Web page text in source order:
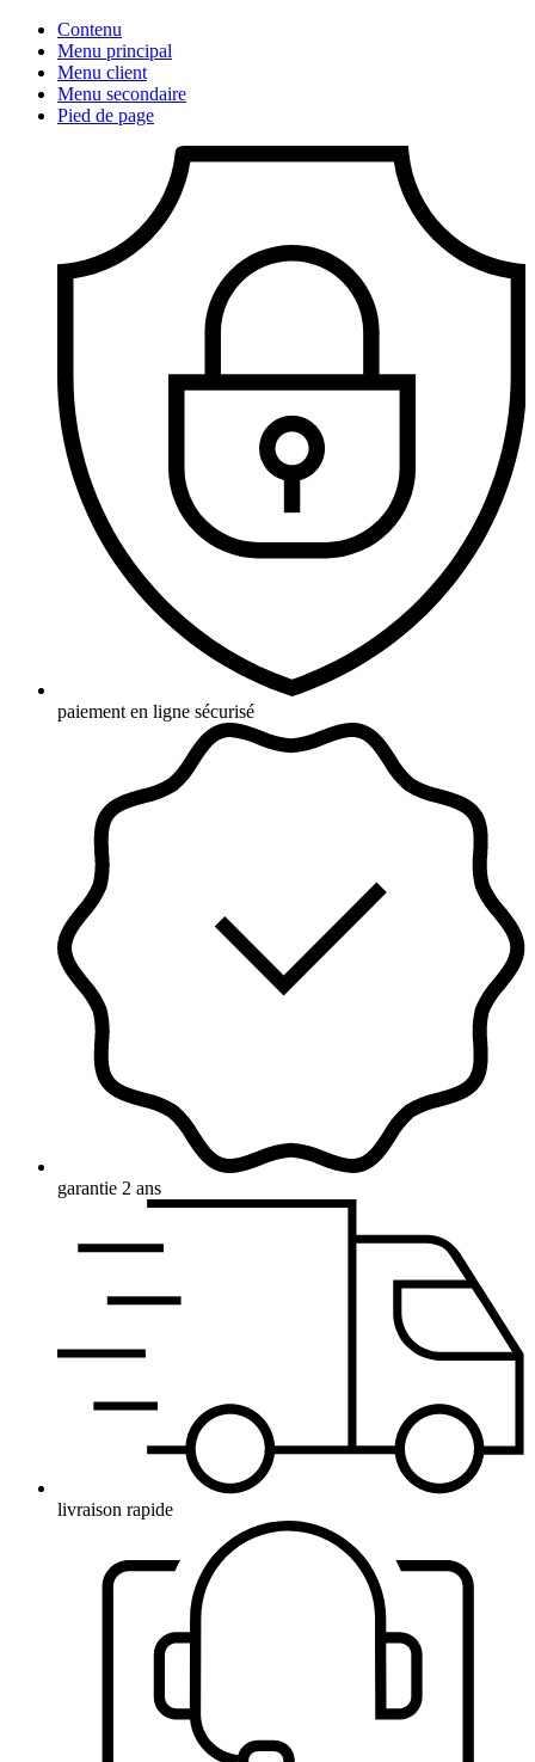
Contenu
Menu principal
Menu client
Menu secondaire
Pied de page
paiement en ligne sécurisé
garantie 2 ans
livraison rapide